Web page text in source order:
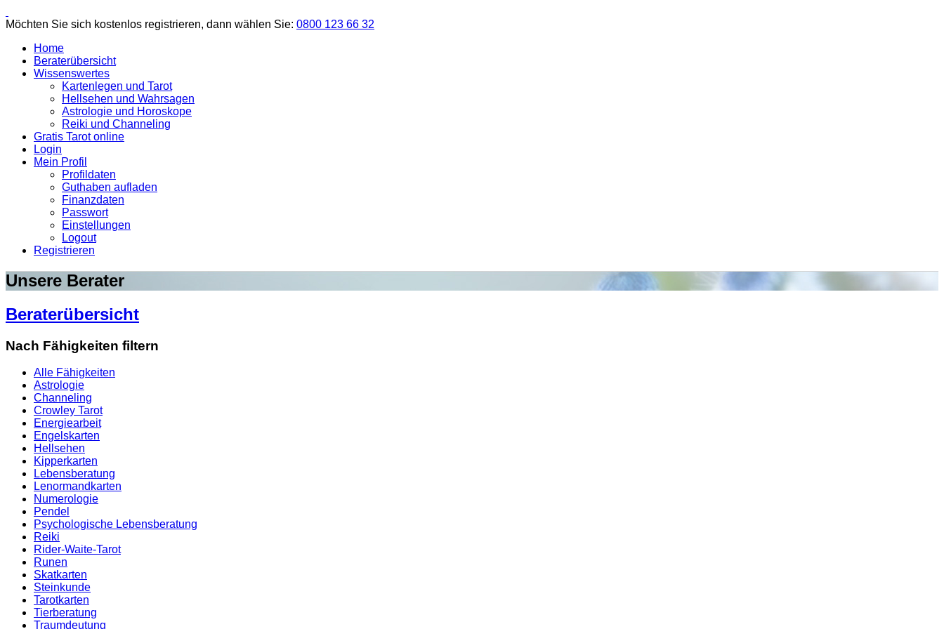
Möchten Sie sich kostenlos registrieren, dann wählen Sie: 0800 123 66 32
Home
Beraterübersicht
Wissenswertes
Kartenlegen und Tarot
Hellsehen und Wahrsagen
Astrologie und Horoskope
Reiki und Channeling
Gratis Tarot online
Login
Mein Profil
Profildaten
Guthaben aufladen
Finanzdaten
Passwort
Einstellungen
Logout
Registrieren
Unsere Berater
Beraterübersicht
Nach Fähigkeiten filtern
Alle Fähigkeiten
Astrologie
Channeling
Crowley Tarot
Energiearbeit
Engelskarten
Hellsehen
Kipperkarten
Lebensberatung
Lenormandkarten
Numerologie
Pendel
Psychologische Lebensberatung
Reiki
Rider-Waite-Tarot
Runen
Skatkarten
Steinkunde
Tarotkarten
Tierberatung
Traumdeutung